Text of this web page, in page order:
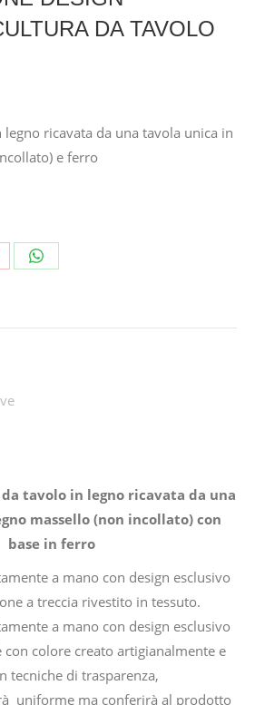
DA TAVOLO
ricavata da una tavola unica in
e ferro
Share
da tavolo in legno ricavata da una
massello (non incollato) con
base in ferro
a mano con design esclusivo
a treccia rivestito in tessuto.
a mano con design esclusivo
con colore creato artigianalmente e
tecniche di trasparenza,
uniforme ma conferirà al prodotto